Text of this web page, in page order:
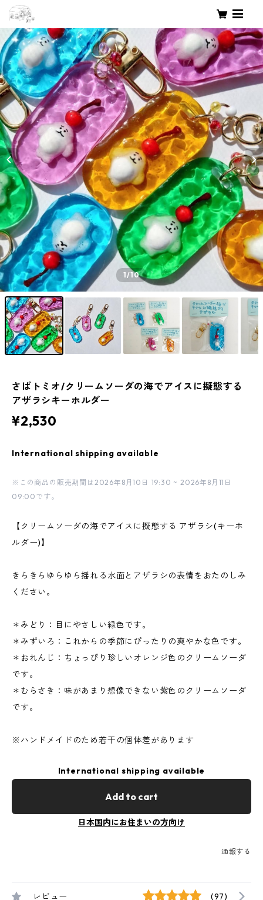
1/10
さばトミオ/クリームソーダの海でアイスに擬態する
アザラシキーホルダー
¥2,530
International shipping available
※この商品の販売期間は2026年8月10日 19:30 ~ 2026年8月11日
09:00です。
【クリームソーダの海でアイスに擬態する アザラシ(キーホ
ルダー)】
きらきらゆらゆら揺れる水面とアザラシの表情をおたのしみ
ください。
＊みどり：目にやさしい緑色です。
＊みずいろ：これからの季節にぴったりの爽やかな色です。
＊おれんじ：ちょっぴり珍しいオレンジ色のクリームソーダ
です。
＊むらさき：味があまり想像できない紫色のクリームソーダ
です。
※ハンドメイドのため若干の個体差があります
International shipping available
Add to cart
日本国内にお住まいの方向け
通報する
レビュー (97)